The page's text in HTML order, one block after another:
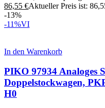
86,55 €Aktueller Preis ist:
-13%
-11%VI
In den Warenkorb
PIKO 97934 Analoges
Doppelstockwagen,
H0